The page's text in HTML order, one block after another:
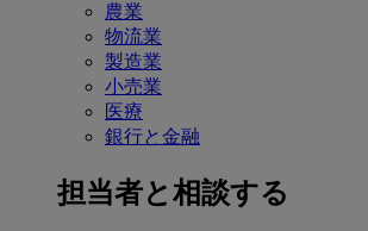
農業
物流業
製造業
小売業
医療
銀行と金融
担当者と相談する